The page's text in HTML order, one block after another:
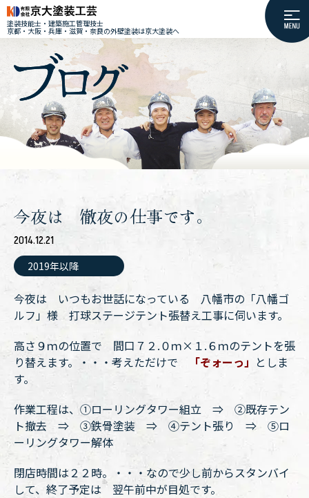
塗装技能士・建築施工管理技士
京都・大阪・兵庫・滋賀・奈良の外壁塗装は京大塗装へ
今夜は 徹夜の仕事です。
2014.12.21
2019年以降
今夜は いつもお世話になっている 八幡市の「八幡ゴ
ルフ」様 打球ステージテント張替え工事に伺います。
高さ９ｍの位置で 間口７２.０ｍ×１.６ｍのテントを張
り替えます。・・・考えただけで
「ぞォーっ」 としま
す。
作業工程は、①ローリングタワー組立 ⇒ ②既存テン
ト撤去 ⇒ ③鉄骨塗装 ⇒ ④テント張り ⇒ ⑤ロ
ーリングタワー解体
閉店時間は２２時。・・・なので少し前からスタンバイ
して、終了予定は 翌午前中が目処です。